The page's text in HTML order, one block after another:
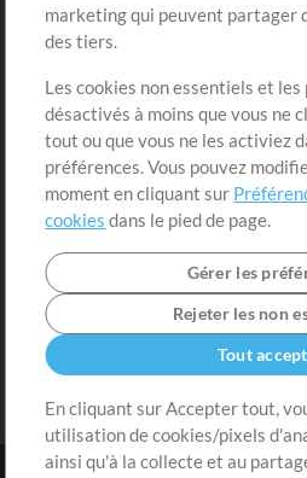
Contenu gratuit
Demander les pistes
Extras
Sessions
Soumettre votre contenu
Listes de lecture
Conférence MT
marketing qui peuvent partager
des tiers.
Les cookies non essentiels et
désactivés à moins que vous ne
tout ou que vous ne les activiez
préférences. Vous pouvez
moment en cliquant sur
cookies dans le pied de page.
Gérer les
Rejeter les non
Tout
En cliquant sur Accepter tout,
utilisation de cookies/pixels
ainsi qu'à la collecte et au